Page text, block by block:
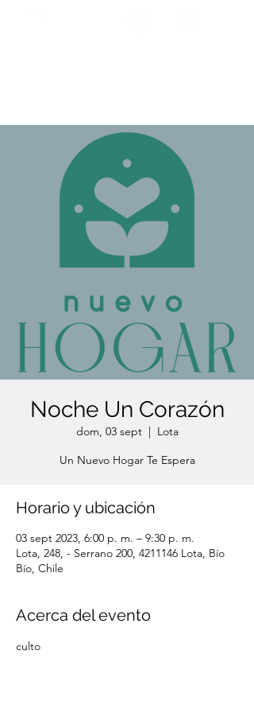
Noche Un Corazón
dom, 03 sept
  |
Lota
Un Nuevo Hogar Te Espera
Horario y ubicación
03 sept 2023, 6:00 p. m. – 9:30 p. m.
Lota, 248, - Serrano 200, 4211146 Lota, Bío
Bío, Chile
Acerca del evento
culto